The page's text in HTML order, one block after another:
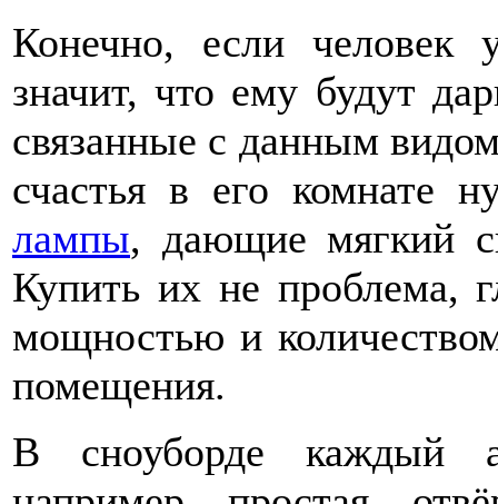
Конечно, если человек
значит, что ему будут
связанные с данным
счастья в его комнате
лампы, дающие мягкий
Купить их не проблема,
мощностью и
помещения.
В сноуборде каждый